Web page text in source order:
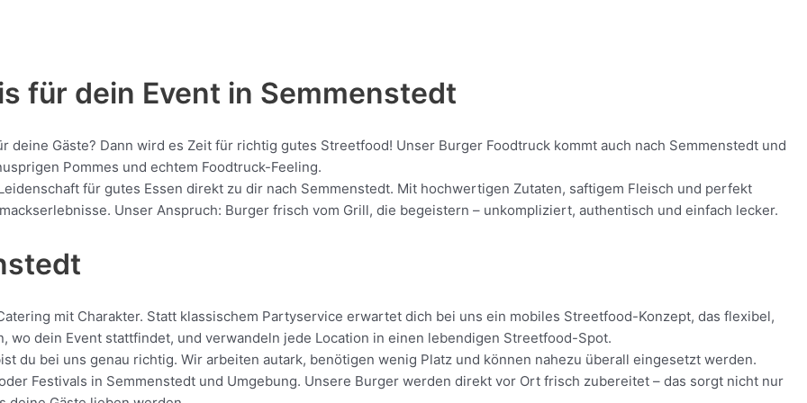
für dein Event in Semmenstedt
Gäste? Dann wird es Zeit für richtig gutes Streetfood! Unser Burger Foodtruck kommt auch nach Semmenstedt und
Pommes und echtem Foodtruck-Feeling.
für gutes Essen direkt zu dir nach Semmenstedt. Mit hochwertigen Zutaten, saftigem Fleisch und perfekt
Unser Anspruch: Burger frisch vom Grill, die begeistern – unkompliziert, authentisch und einfach lecker.
mit Charakter. Statt klassischem Partyservice erwartet dich bei uns ein mobiles Streetfood-Konzept, das flexibel,
dein Event stattfindet, und verwandeln jede Location in einen lebendigen Streetfood-Spot.
du bei uns genau richtig. Wir arbeiten autark, benötigen wenig Platz und können nahezu überall eingesetzt werden.
Festivals in Semmenstedt und Umgebung. Unsere Burger werden direkt vor Ort frisch zubereitet – das sorgt nicht nur